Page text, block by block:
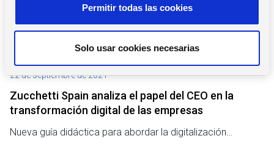
n
m
e
n
Permitir todas las cookies
Solo usar cookies necesarias
22 de septiembre de 2021
Zucchetti Spain analiza el papel del CEO en la
transformación digital de las empresas
Nueva guía didáctica para abordar la digitalización…